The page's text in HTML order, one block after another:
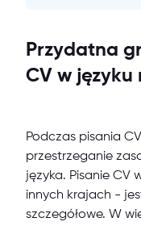
Przydatna
CV w języku
Podczas pisania
przestrzeganie
języka. Pisanie CV
innych krajach -
szczegółowe. W